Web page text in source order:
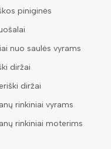
piniginės
nuo saulės vyrams
diržai
diržai
rinkiniai vyrams
rinkiniai moterims